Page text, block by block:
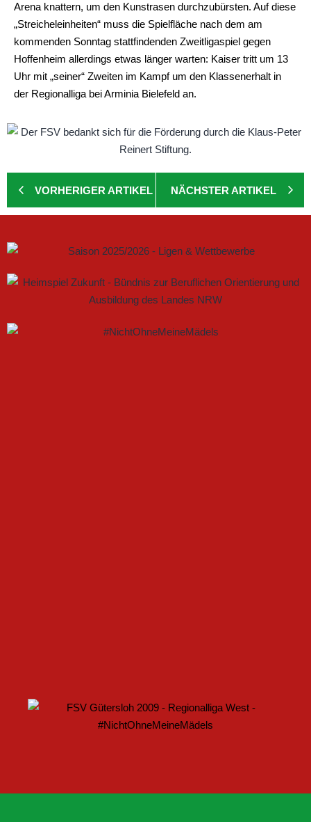
Arena knattern, um den Kunstrasen durchzubürsten. Auf diese
„Streicheleinheiten“ muss die Spielfläche nach dem am
kommenden Sonntag stattfindenden Zweitligaspiel gegen
Hoffenheim allerdings etwas länger warten: Kaiser tritt um 13
Uhr mit „seiner“ Zweiten im Kampf um den Klassenerhalt in
der Regionalliga bei Arminia Bielefeld an.
VORHERIGER ARTIKEL NÄCHSTER ARTIKEL